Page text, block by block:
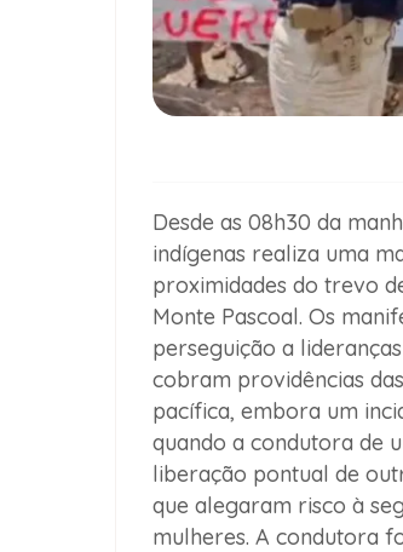
Desde as 08h30 da
indígenas realiza uma
proximidades do trevo
Monte Pascoal. Os
perseguição a
cobram providências
pacífica, embora um
quando a condutora de
liberação pontual de
que alegaram risco à
mulheres. A condutora